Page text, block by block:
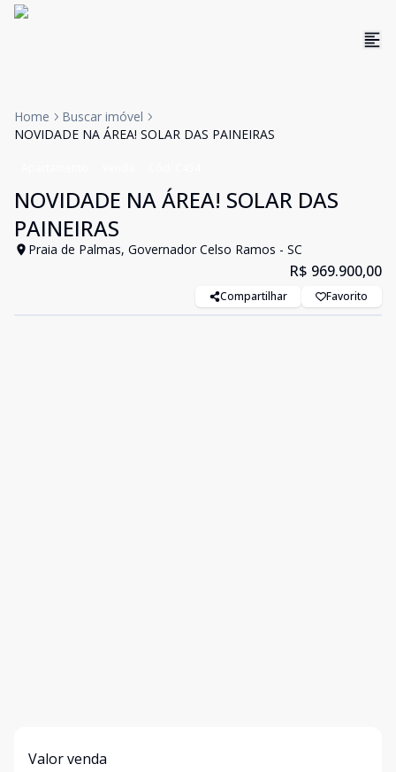
Home
Buscar imóvel
NOVIDADE NA ÁREA! SOLAR DAS PAINEIRAS
NOVIDADE NA ÁREA! SOLAR DAS
PAINEIRAS
Praia de Palmas, Governador Celso Ramos - SC
R$ 969.900,00
Compartilhar Favorito
Valor venda